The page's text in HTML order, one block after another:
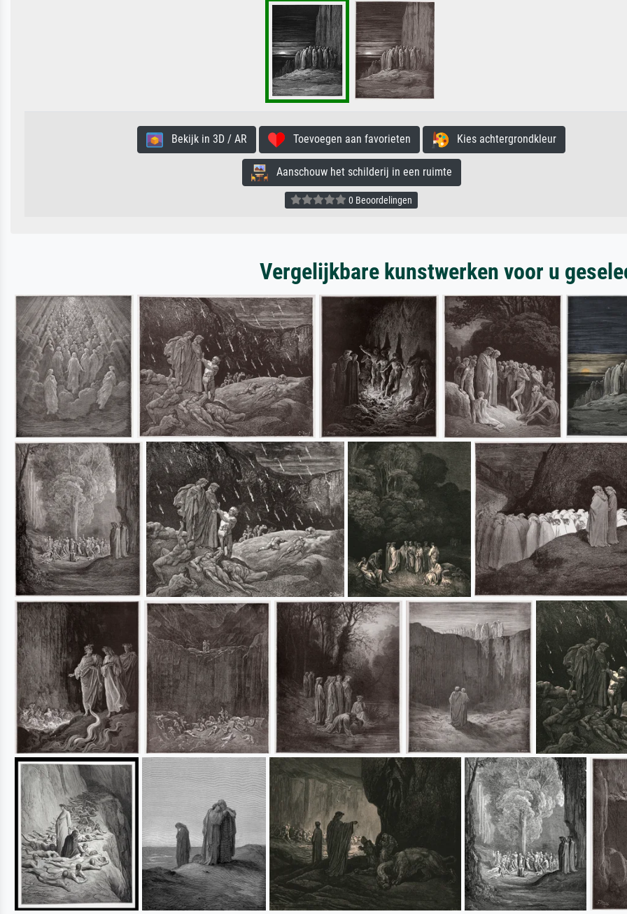
Bekijk in 3D / AR Toevoegen aan favorieten Kies achtergrondkleur
Aanschouw het schilderij in een ruimte
0 Beoordelingen
Vergelijkbare kunstwerken voor u